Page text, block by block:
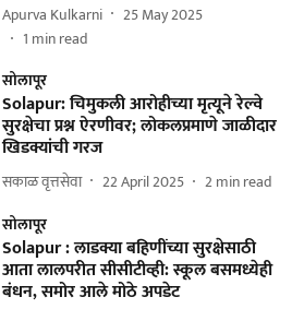
Apurva Kulkarni
25 May 2025
1 min read
सोलापूर
Solapur: चिमुकली आरोहीच्या मृत्यूने रेल्वे
सुरक्षेचा प्रश्न ऐरणीवर; लोकलप्रमाणे जाळीदार
खिडक्यांची गरज
सकाळ वृत्तसेवा 22 April 2025 2min read
सोलापूर
Solapur : लाडक्या बहिणींच्या सुरक्षेसाठी
आता लालपरीत सीसीटीव्ही: स्कूल बसमध्येही
बंधन, समोर आले मोठे अपडेट